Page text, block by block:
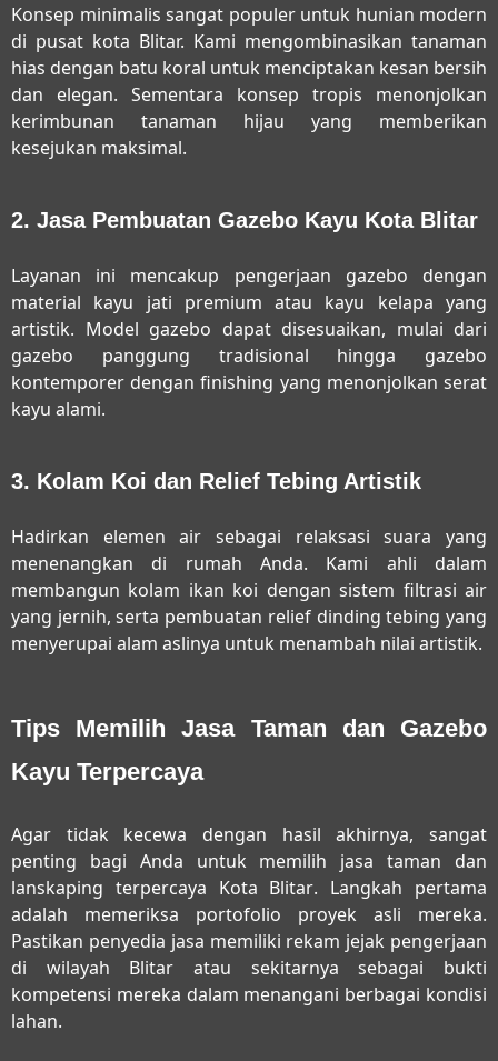
Konsep minimalis sangat populer untuk hunian modern
di pusat kota Blitar. Kami mengombinasikan tanaman
hias dengan batu koral untuk menciptakan kesan bersih
dan elegan. Sementara konsep tropis menonjolkan
kerimbunan tanaman hijau yang memberikan
kesejukan maksimal.
2. Jasa Pembuatan Gazebo Kayu Kota Blitar
Layanan ini mencakup pengerjaan gazebo dengan
material kayu jati premium atau kayu kelapa yang
artistik. Model gazebo dapat disesuaikan, mulai dari
gazebo panggung tradisional hingga gazebo
kontemporer dengan finishing yang menonjolkan serat
kayu alami.
3. Kolam Koi dan Relief Tebing Artistik
Hadirkan elemen air sebagai relaksasi suara yang
menenangkan di rumah Anda. Kami ahli dalam
membangun kolam ikan koi dengan sistem filtrasi air
yang jernih, serta pembuatan relief dinding tebing yang
menyerupai alam aslinya untuk menambah nilai artistik.
Tips Memilih Jasa Taman dan Gazebo
Kayu Terpercaya
Agar tidak kecewa dengan hasil akhirnya, sangat
penting bagi Anda untuk memilih jasa taman dan
lanskaping terpercaya Kota Blitar. Langkah pertama
adalah memeriksa portofolio proyek asli mereka.
Pastikan penyedia jasa memiliki rekam jejak pengerjaan
di wilayah Blitar atau sekitarnya sebagai bukti
kompetensi mereka dalam menangani berbagai kondisi
lahan.